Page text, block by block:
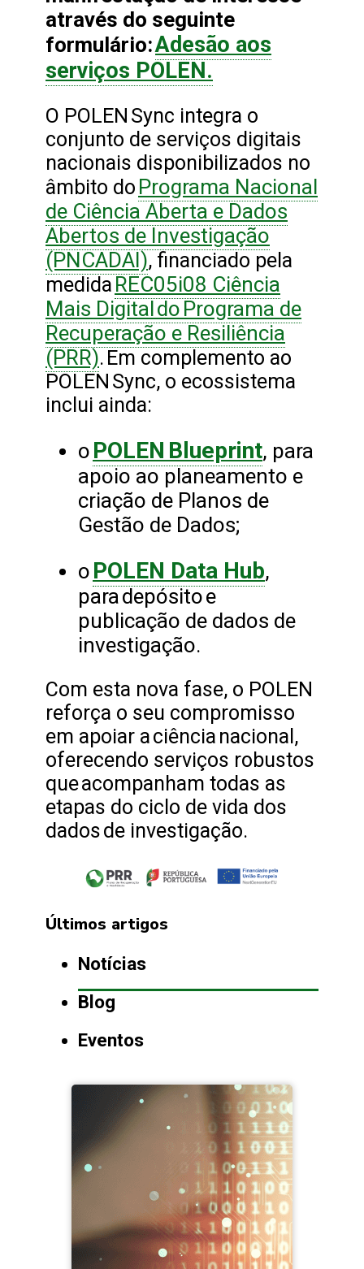
através do seguinte
formulário:Adesão aos
serviços POLEN.
O POLEN Sync integra o
conjunto de serviços digitais
nacionais disponibilizados no
âmbito do Programa Nacional
de Ciência Aberta e Dados
Abertos de Investigação
(PNCADAI), financiado pela
medida REC05i08 Ciência
Mais Digital do Programa de
Recuperação e Resiliência
(PRR). Em complemento ao
POLEN Sync, o ecossistema
inclui ainda:
o POLEN Blueprint, para
apoio ao planeamento e
criação de Planos de
Gestão de Dados;
o POLEN Data Hub,
para depósito e
publicação de dados de
investigação.
Com esta nova fase, o POLEN
reforça o seu compromisso
em apoiar a ciência nacional,
oferecendo serviços robustos
que acompanham todas as
etapas do ciclo de vida dos
dados de investigação.
Últimos artigos
Notícias
Blog
Eventos